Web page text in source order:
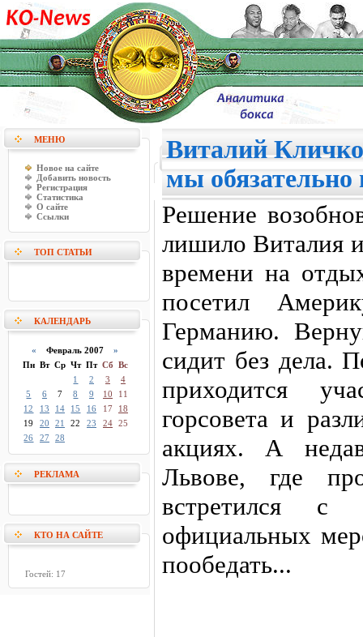
МЕНЮ
Новое на сайте
Добавить новость
Регистрация
Статистика
О сайте
Ссылки
ТОП СТАТЬИ
КАЛЕНДАРЬ
« Февраль 2007»
Пн Вт Ср Чт Пт Сб Вс
1
2 3
4
5
6 7 8 9 10
11
12
13 14 15 16 17
18
19
20 21 22 23 24 25
26
27 28
РЕКЛАМА
КТО НА САЙТЕ
Гостей: 17
Виталий
мы обязательно
Решение
лишило Виталия и
времени на
посетил
Германию.
сидит без дела.
приходится
горсовета и
акциях. А
Львове, где
встретился с
официальных
пообедать...